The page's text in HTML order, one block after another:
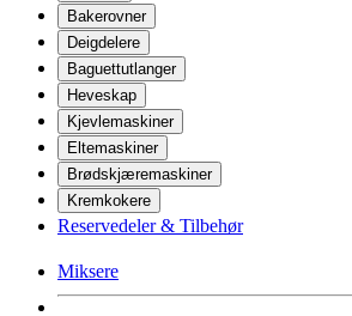
Bakerovner
Deigdelere
Baguettutlanger
Heveskap
Kjevlemaskiner
Eltemaskiner
Brødskjæremaskiner
Kremkokere
Reservedeler & Tilbehør
Miksere